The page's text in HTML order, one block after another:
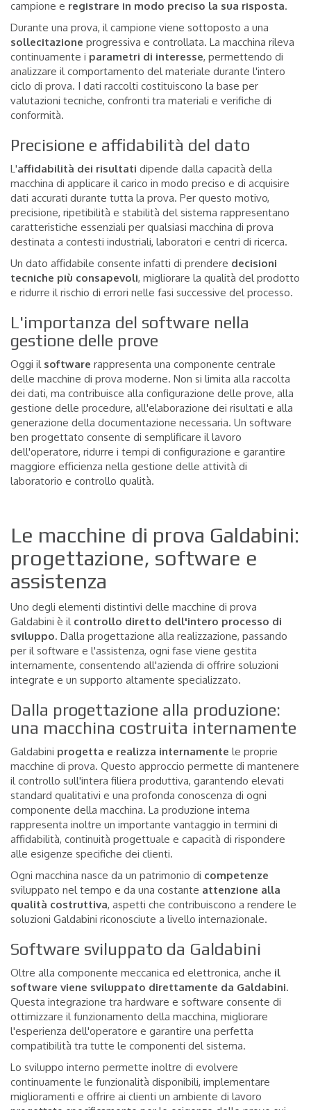
campione e registrare in modo preciso la sua risposta.
Durante una prova, il campione viene sottoposto a una
sollecitazione progressiva e controllata. La macchina rileva
continuamente i parametri di interesse, permettendo di
analizzare il comportamento del materiale durante l'intero
ciclo di prova. I dati raccolti costituiscono la base per
valutazioni tecniche, confronti tra materiali e verifiche di
conformità.
Precisione e affidabilità del dato
L'affidabilità dei risultati dipende dalla capacità della
macchina di applicare il carico in modo preciso e di acquisire
dati accurati durante tutta la prova. Per questo motivo,
precisione, ripetibilità e stabilità del sistema rappresentano
caratteristiche essenziali per qualsiasi macchina di prova
destinata a contesti industriali, laboratori e centri di ricerca.
Un dato affidabile consente infatti di prendere decisioni
tecniche più consapevoli, migliorare la qualità del prodotto
e ridurre il rischio di errori nelle fasi successive del processo.
L'importanza del software nella
gestione delle prove
Oggi il software rappresenta una componente centrale
delle macchine di prova moderne. Non si limita alla raccolta
dei dati, ma contribuisce alla configurazione delle prove, alla
gestione delle procedure, all'elaborazione dei risultati e alla
generazione della documentazione necessaria. Un software
ben progettato consente di semplificare il lavoro
dell'operatore, ridurre i tempi di configurazione e garantire
maggiore efficienza nella gestione delle attività di
laboratorio e controllo qualità.
Le macchine di prova Galdabini:
progettazione, software e
assistenza
Uno degli elementi distintivi delle macchine di prova
Galdabini è il controllo diretto dell'intero processo di
sviluppo. Dalla progettazione alla realizzazione, passando
per il software e l'assistenza, ogni fase viene gestita
internamente, consentendo all'azienda di offrire soluzioni
integrate e un supporto altamente specializzato.
Dalla progettazione alla produzione:
una macchina costruita internamente
Galdabini progetta e realizza internamente le proprie
macchine di prova. Questo approccio permette di mantenere
il controllo sull'intera filiera produttiva, garantendo elevati
standard qualitativi e una profonda conoscenza di ogni
componente della macchina. La produzione interna
rappresenta inoltre un importante vantaggio in termini di
affidabilità, continuità progettuale e capacità di rispondere
alle esigenze specifiche dei clienti.
Ogni macchina nasce da un patrimonio di competenze
sviluppato nel tempo e da una costante attenzione alla
qualità costruttiva, aspetti che contribuiscono a rendere le
soluzioni Galdabini riconosciute a livello internazionale.
Software sviluppato da Galdabini
Oltre alla componente meccanica ed elettronica, anche il
software viene sviluppato direttamente da Galdabini.
Questa integrazione tra hardware e software consente di
ottimizzare il funzionamento della macchina, migliorare
l'esperienza dell'operatore e garantire una perfetta
compatibilità tra tutte le componenti del sistema.
Lo sviluppo interno permette inoltre di evolvere
continuamente le funzionalità disponibili, implementare
miglioramenti e offrire ai clienti un ambiente di lavoro